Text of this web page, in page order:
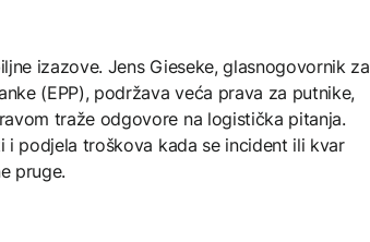
izazove. Jens Gieseke, glasnogovornik za
(EPP), podržava veća prava za putnike,
traže odgovore na logistička pitanja.
podjela troškova kada se incident ili kvar
pruge.